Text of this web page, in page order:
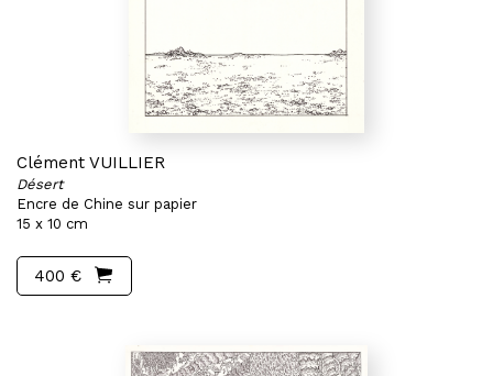
Clément VUILLIER
Désert
Encre de Chine sur papier
15 x 10 cm
400 €